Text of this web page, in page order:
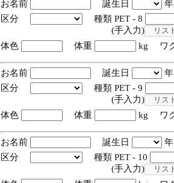
お名前 誕生日
区分
種類 PET - 8
(手入力)
体色
体重 kg ワ
お名前 誕生日
区分
種類 PET - 9
(手入力)
体色
体重 kg ワ
お名前 誕生日
区分
種類 PET - 10
(手入力)